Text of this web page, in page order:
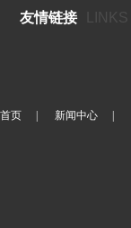
友情链接 LINKS
首页 新闻中心